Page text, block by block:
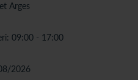
Arges
09:00 - 17:00
2026